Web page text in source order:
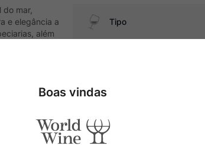
mar,
e elegância a
além
e
Tipo
Pais
Boas vindas